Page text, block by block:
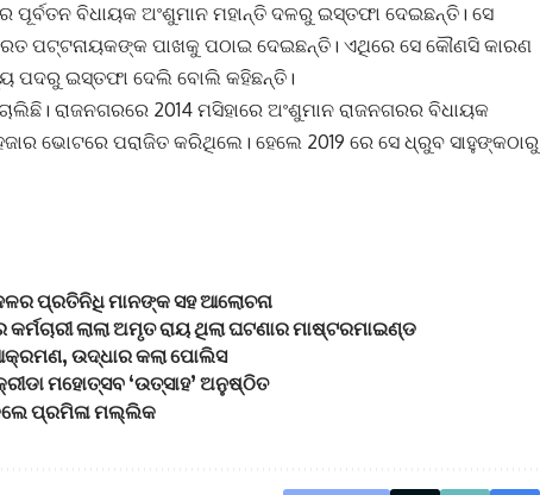
ପୂର୍ବତନ ବିଧାୟକ ଅଂଶୁମାନ ମହାନ୍ତି ଦଳରୁ ଇସ୍ତଫା ଦେଇଛନ୍ତି। ସେ
ପଟ୍ଟନାୟକଙ୍କ ପାଖକୁ ପଠାଇ ଦେଇଛନ୍ତି। ଏଥିରେ ସେ କୌଣସି କାରଣ
ପଦରୁ ଇସ୍ତଫା ଦେଲି ବୋଲି କହିଛନ୍ତି।
ରାଜନଗରରେ 2014 ମସିହାରେ ଅଂଶୁମାନ ରାଜନଗରର ବିଧାୟକ
ଭୋଟରେ ପରାଜିତ କରିଥିଲେ। ହେଲେ 2019 ରେ ସେ ଧ୍ରୁବ ସାହୁଙ୍କଠାରୁ
ପ୍ରତିନିଧି ମାନଙ୍କ ସହ ଆଲୋଚନା
ଲାଲା ଅମୃତ ରାୟ ଥିଲା ଘଟଣାର ମାଷ୍ଟରମାଇଣ୍ଡ
ଉଦ୍ଧାର କଲା ପୋଲିସ
ମହୋତ୍ସବ ‘ଉତ୍ସାହ’ ଅନୁଷ୍ଠିତ
ପ୍ରମିଳା ମଲ୍ଲିକ